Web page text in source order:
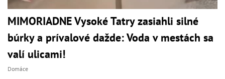
MIMORIADNE Vysoké Tatry zasiahli silné
búrky a prívalové dažde: Voda v mestách sa
valí ulicami!
Domáce